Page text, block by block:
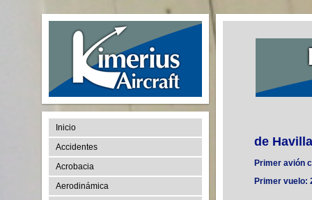
Inicio
Accidentes
Acrobacia
Aerodinámica
de
Primer avión
Primer vuelo: